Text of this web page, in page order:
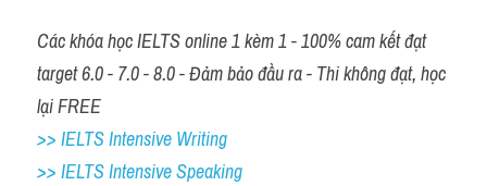
Các khóa học IELTS online 1 kèm 1 - 100% cam kết đạt
target 6.0 - 7.0 - 8.0 - Đảm bảo đầu ra - Thi không đạt, học
lại FREE
>> IELTS Intensive Writing
>> IELTS Intensive Speaking